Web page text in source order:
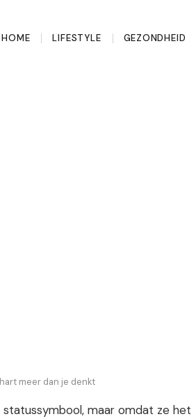
HOME LIFESTYLE GEZONDHEID
meer dan je denkt
statussymbool, maar omdat ze het